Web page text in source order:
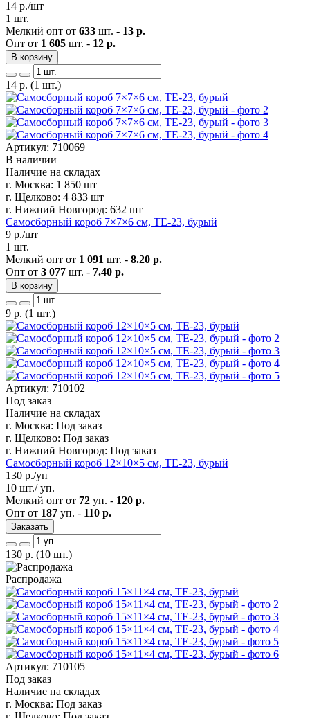
14 р./шт
1 шт.
Мелкий опт от 633 шт. - 13 р.
Опт от 1 605 шт. - 12 р.
В корзину
14 р. (1 шт.)
Артикул: 710069
В наличии
Наличие на складах
г. Москва: 1 850 шт
г. Щелково: 4 833 шт
г. Нижний Новгород: 632 шт
Самосборный короб 7×7×6 см, ТЕ-23, бурый
9 р./шт
1 шт.
Мелкий опт от 1 091 шт. - 8.20 р.
Опт от 3 077 шт. - 7.40 р.
В корзину
9 р. (1 шт.)
Артикул: 710102
Под заказ
Наличие на складах
г. Москва: Под заказ
г. Щелково: Под заказ
г. Нижний Новгород: Под заказ
Самосборный короб 12×10×5 см, ТЕ-23, бурый
130 р./уп
10 шт./ уп.
Мелкий опт от 72 уп. - 120 р.
Опт от 187 уп. - 110 р.
Заказать
130 р. (10 шт.)
Распродажа
Артикул: 710105
Под заказ
Наличие на складах
г. Москва: Под заказ